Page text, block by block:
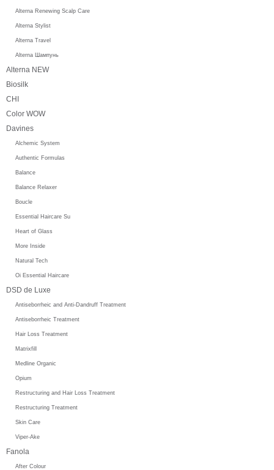
Alterna Renewing Scalp Care
Alterna Stylist
Alterna Travel
Alterna Шампунь
Alterna NEW
Biosilk
CHI
Color WOW
Davines
Alchemic System
Authentic Formulas
Balance
Balance Relaxer
Boucle
Essential Haircare Su
Heart of Glass
More Inside
Natural Tech
Oi Essential Haircare
DSD de Luxe
Antiseborrheic and Anti-Dandruff Treatment
Antiseborrheic Treatment
Hair Loss Treatment
Matrixfill
Medline Organic
Opium
Restructuring and Hair Loss Treatment
Restructuring Treatment
Skin Care
Viper-Ake
Fanola
After Colour